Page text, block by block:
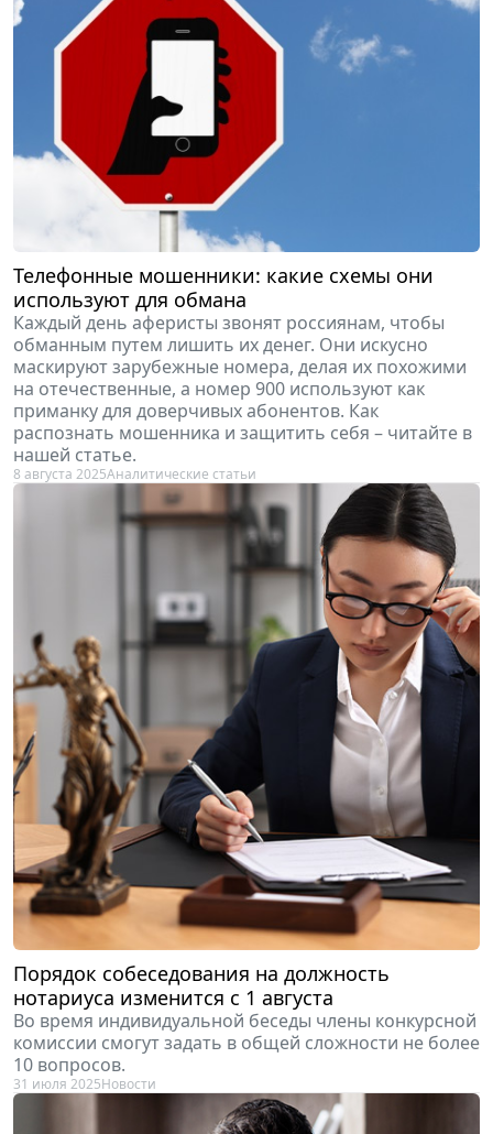
Телефонные мошенники: какие схемы они
используют для обмана
Каждый день аферисты звонят россиянам, чтобы
обманным путем лишить их денег. Они искусно
маскируют зарубежные номера, делая их похожими
на отечественные, а номер 900 используют как
приманку для доверчивых абонентов. Как
распознать мошенника и защитить себя – читайте в
нашей статье.
8 августа 2025Аналитические статьи
Порядок собеседования на должность
нотариуса изменится с 1 августа
Во время индивидуальной беседы члены конкурсной
комиссии смогут задать в общей сложности не более
10 вопросов.
31 июля 2025Новости